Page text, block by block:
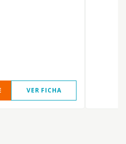
VER FICHA